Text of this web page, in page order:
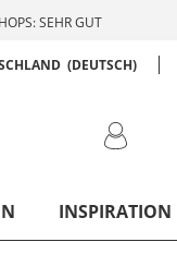
SEHR GUT
(DEUTSCH)
INSPIRATION